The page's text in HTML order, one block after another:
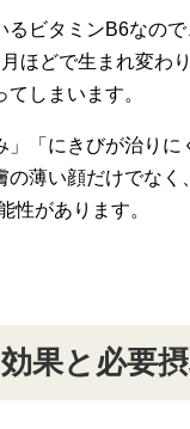
るビタミンB6なの
ほどで生まれ変わ
しまいます。
」「にきびが治り
薄い顔だけでなく、
性があります。
果と必要